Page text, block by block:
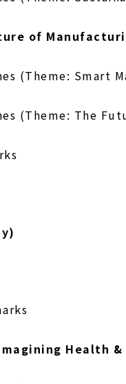
of
(Theme: Smart
(Theme: The
Health &